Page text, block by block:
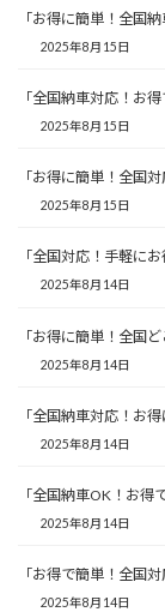
「お得に簡単！全国
2025年8月15日
「全国納車対応！お
2025年8月15日
「お得に簡単！全国
2025年8月15日
「全国対応！手軽に
2025年8月14日
「お得に簡単！全国
2025年8月14日
「全国納車対応！お
2025年8月14日
「全国納車OK！お得
2025年8月14日
「お得で簡単！全国
2025年8月14日